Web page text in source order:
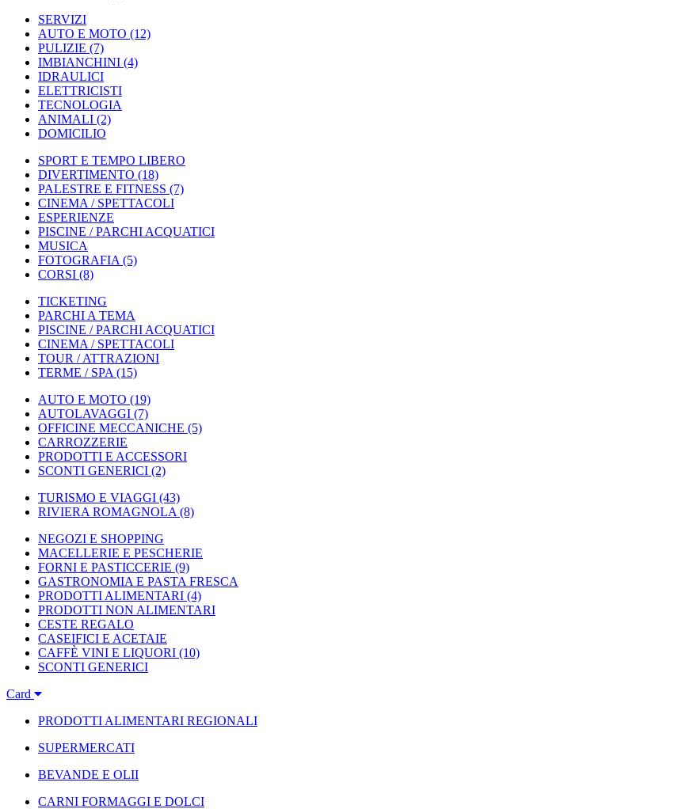
SERVIZI
AUTO E MOTO (12)
PULIZIE (7)
IMBIANCHINI (4)
IDRAULICI
ELETTRICISTI
TECNOLOGIA
ANIMALI (2)
DOMICILIO
SPORT E TEMPO LIBERO
DIVERTIMENTO (18)
PALESTRE E FITNESS (7)
CINEMA / SPETTACOLI
ESPERIENZE
PISCINE / PARCHI ACQUATICI
MUSICA
FOTOGRAFIA (5)
CORSI (8)
TICKETING
PARCHI A TEMA
PISCINE / PARCHI ACQUATICI
CINEMA / SPETTACOLI
TOUR / ATTRAZIONI
TERME / SPA (15)
AUTO E MOTO (19)
AUTOLAVAGGI (7)
OFFICINE MECCANICHE (5)
CARROZZERIE
PRODOTTI E ACCESSORI
SCONTI GENERICI (2)
TURISMO E VIAGGI (43)
RIVIERA ROMAGNOLA (8)
NEGOZI E SHOPPING
MACELLERIE E PESCHERIE
FORNI E PASTICCERIE (9)
GASTRONOMIA E PASTA FRESCA
PRODOTTI ALIMENTARI (4)
PRODOTTI NON ALIMENTARI
CESTE REGALO
CASEIFICI E ACETAIE
CAFFÈ VINI E LIQUORI (10)
SCONTI GENERICI
Card
PRODOTTI ALIMENTARI REGIONALI
SUPERMERCATI
BEVANDE E OLII
CARNI FORMAGGI E DOLCI